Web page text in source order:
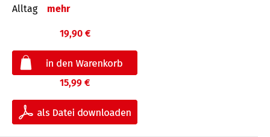
Alltag
mehr
19,90 €
15,99 €